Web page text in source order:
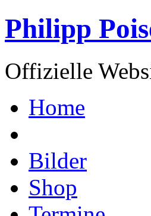
Philipp
Offizielle
Home
Bilder
Shop